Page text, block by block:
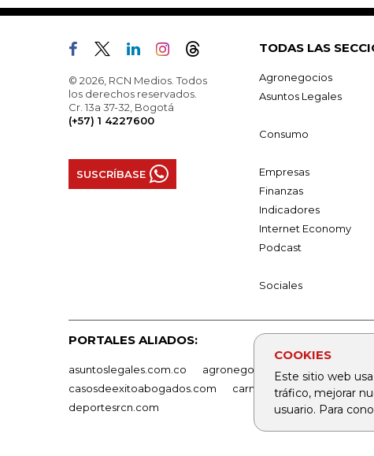
COOKIES
Este sitio web
tráfico, mejorar
usuario. Para
© 2026, RCN Medios. Todos
los derechos reservados.
Cr. 13a 37-32, Bogotá
(+57) 1 4227600
SUSCRÍBASE
TODAS LAS
Agronegocios
Asuntos Legales
Consumo
Empresas
Finanzas
Indicadores
Internet Economy
Podcast
Sociales
PORTALES ALIADOS:
asuntoslegales.com.co agronegocios.co
casosdeexitoabogados.com
deportesrcn.com